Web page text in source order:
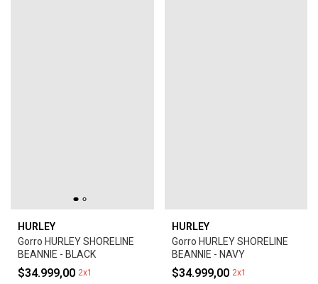
HURLEY
Gorro HURLEY SHORELINE
BEANNIE - BLACK
$34.999,00 2x1
HURLEY
Gorro HURLEY SHORELINE
BEANNIE - NAVY
$34.999,00 2x1